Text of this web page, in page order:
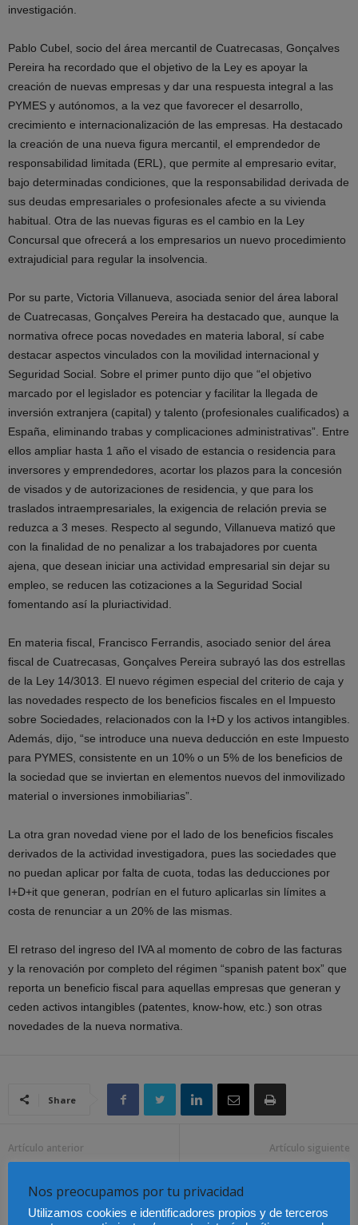
investigación.
Pablo Cubel, socio del área mercantil de Cuatrecasas, Gonçalves
Pereira ha recordado que el objetivo de la Ley es apoyar la
creación de nuevas empresas y dar una respuesta integral a las
PYMES y autónomos, a la vez que favorecer el desarrollo,
crecimiento e internacionalización de las empresas. Ha destacado
la creación de una nueva figura mercantil, el emprendedor de
responsabilidad limitada (ERL), que permite al empresario evitar,
bajo determinadas condiciones, que la responsabilidad derivada de
sus deudas empresariales o profesionales afecte a su vivienda
habitual. Otra de las nuevas figuras es el cambio en la Ley
Concursal que ofrecerá a los empresarios un nuevo procedimiento
extrajudicial para regular la insolvencia.
Por su parte, Victoria Villanueva, asociada senior del área laboral
de Cuatrecasas, Gonçalves Pereira ha destacado que, aunque la
normativa ofrece pocas novedades en materia laboral, sí cabe
destacar aspectos vinculados con la movilidad internacional y
Seguridad Social. Sobre el primer punto dijo que “el objetivo
marcado por el legislador es potenciar y facilitar la llegada de
inversión extranjera (capital) y talento (profesionales cualificados) a
España, eliminando trabas y complicaciones administrativas”. Entre
ellos ampliar hasta 1 año el visado de estancia o residencia para
inversores y emprendedores, acortar los plazos para la concesión
de visados y de autorizaciones de residencia, y que para los
traslados intraempresariales, la exigencia de relación previa se
reduzca a 3 meses. Respecto al segundo, Villanueva matizó que
con la finalidad de no penalizar a los trabajadores por cuenta
ajena, que desean iniciar una actividad empresarial sin dejar su
empleo, se reducen las cotizaciones a la Seguridad Social
fomentando así la pluriactividad.
En materia fiscal, Francisco Ferrandis, asociado senior del área
fiscal de Cuatrecasas, Gonçalves Pereira subrayó las dos estrellas
de la Ley 14/3013. El nuevo régimen especial del criterio de caja y
las novedades respecto de los beneficios fiscales en el Impuesto
sobre Sociedades, relacionados con la I+D y los activos intangibles.
Además, dijo, “se introduce una nueva deducción en este Impuesto
para PYMES, consistente en un 10% o un 5% de los beneficios de
la sociedad que se inviertan en elementos nuevos del inmovilizado
material o inversiones inmobiliarias”.
La otra gran novedad viene por el lado de los beneficios fiscales
derivados de la actividad investigadora, pues las sociedades que
no puedan aplicar por falta de cuota, todas las deducciones por
I+D+it que generan, podrían en el futuro aplicarlas sin límites a
costa de renunciar a un 20% de las mismas.
El retraso del ingreso del IVA al momento de cobro de las facturas
y la renovación por completo del régimen “spanish patent box” que
reporta un beneficio fiscal para aquellas empresas que generan y
ceden activos intangibles (patentes, know-how, etc.) son otras
novedades de la nueva normativa.
Share
Artículo anterior
procuradores,
condecorado con la Cruz
de San Raimundo de
Artículo siguiente
por una Justicia que
impulso
Nos preocupamos por tu privacidad
Utilizamos cookies e identificadores propios y de terceros